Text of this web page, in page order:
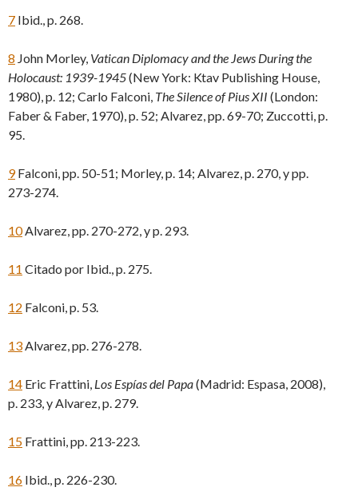
7 Ibid., p. 268.
8 John Morley, Vatican Diplomacy and the Jews During the
Holocaust: 1939-1945(New York: Ktav Publishing House,
1980), p. 12; Carlo Falconi, The Silence of Pius XII (London:
Faber & Faber, 1970), p. 52; Alvarez, pp. 69-70; Zuccotti, p.
95.
9Falconi, pp. 50-51; Morley, p. 14; Alvarez, p. 270, y pp.
273-274.
10Alvarez, pp. 270-272, y p. 293.
11 Citado por Ibid., p. 275.
12 Falconi, p. 53.
13 Alvarez, pp. 276-278.
14 Eric Frattini, Los Espías del Papa(Madrid: Espasa, 2008),
p. 233, y Alvarez, p. 279.
15 Frattini, pp. 213-223.
16 Ibid., p. 226-230.